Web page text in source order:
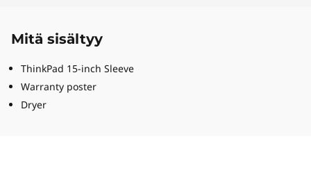
Mitä sisältyy
ThinkPad 15-inch Sleeve
Warranty poster
Dryer